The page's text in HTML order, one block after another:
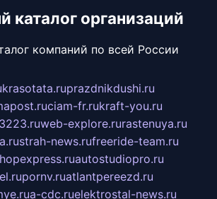
каталог организаций
компаний по всей России
krasotata.ruprazdnikdushi.ru
ciam-fr.rukraft-you.ru
web-explore.rurastenuya.ru
strah-news.rufreeride-team.ru
autostudiopro.ru
pornv.ruatlantpereezd.ru
a-cdc.ruelektrostal-news.ru